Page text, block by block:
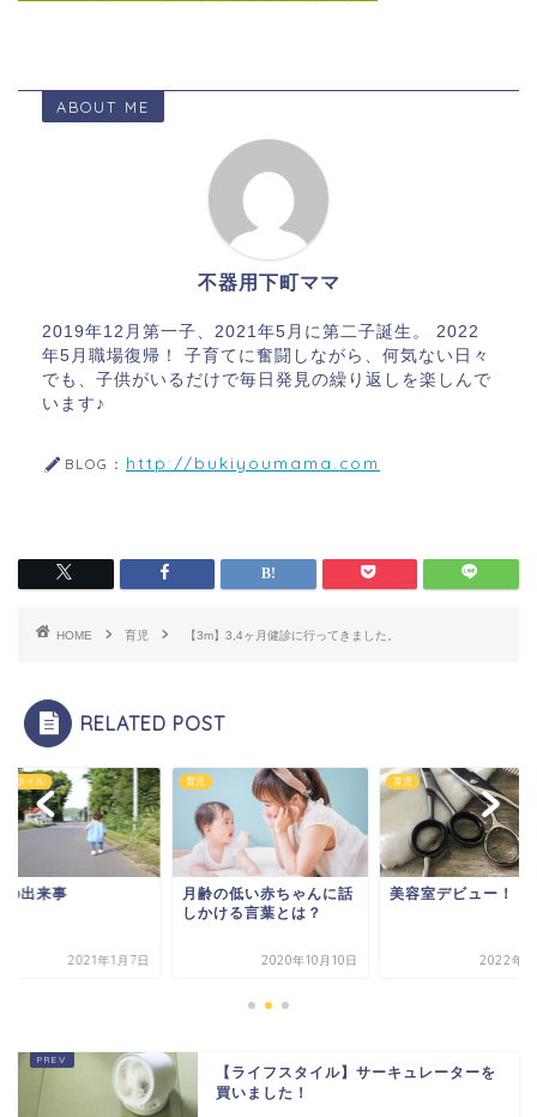
ABOUT ME
不器用下町ママ
2019年12月第一子、2021年5月に第二子誕生。 2022
年5月職場復帰！ 子育てに奮闘しながら、何気ない日々
でも、子供がいるだけで毎日発見の繰り返しを楽しんで
います♪
BLOG： http://bukiyoumama.com
HOME 育児 【3m】3,4ヶ月健診に行ってきました。
RELATED POST
スタイル
の出来事
2021年1月7日
育児
月齢の低い赤ちゃんに話
しかける言葉とは？
2020年10月10日
育児
美容室デビュー！
2022年8
【ライフスタイル】サーキュレーターを
買いました！